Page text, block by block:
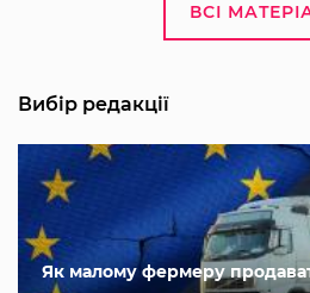
ВСІ
Вибір редакції
Як малому фермеру